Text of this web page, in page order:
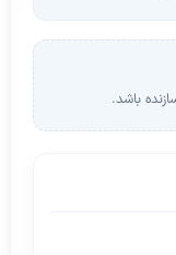
باشد.